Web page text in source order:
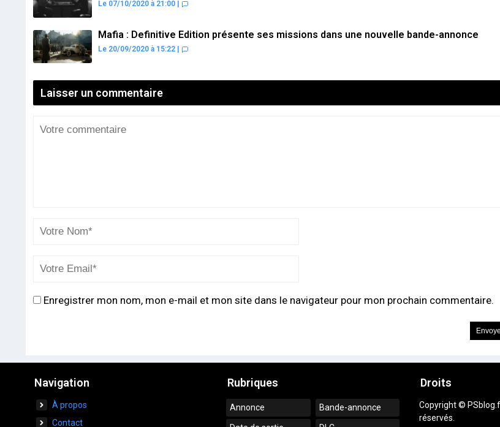
Le 07/10/2020 à 21:00
Mafia : Definitive Edition présente ses missions dans une nouvelle bande-annonce
Le 20/09/2020 à 15:22
Laisser un commentaire
Enregistrer mon nom, mon e-mail et mon site dans le navigateur pour mon prochain commentaire.
Navigation
À propos
Contact
Rubriques
Annonce Bande-annonce
Droits
Copyright ©
réservés.